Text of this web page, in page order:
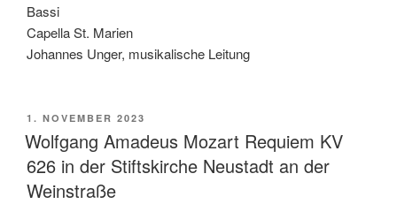
Bassi
Capella St. Marien
Johannes Unger, musikalische Leitung
VERÖFFENTLICHT
AM
1. NOVEMBER 2023
Wolfgang Amadeus Mozart Requiem KV
626 in der Stiftskirche Neustadt an der
Weinstraße